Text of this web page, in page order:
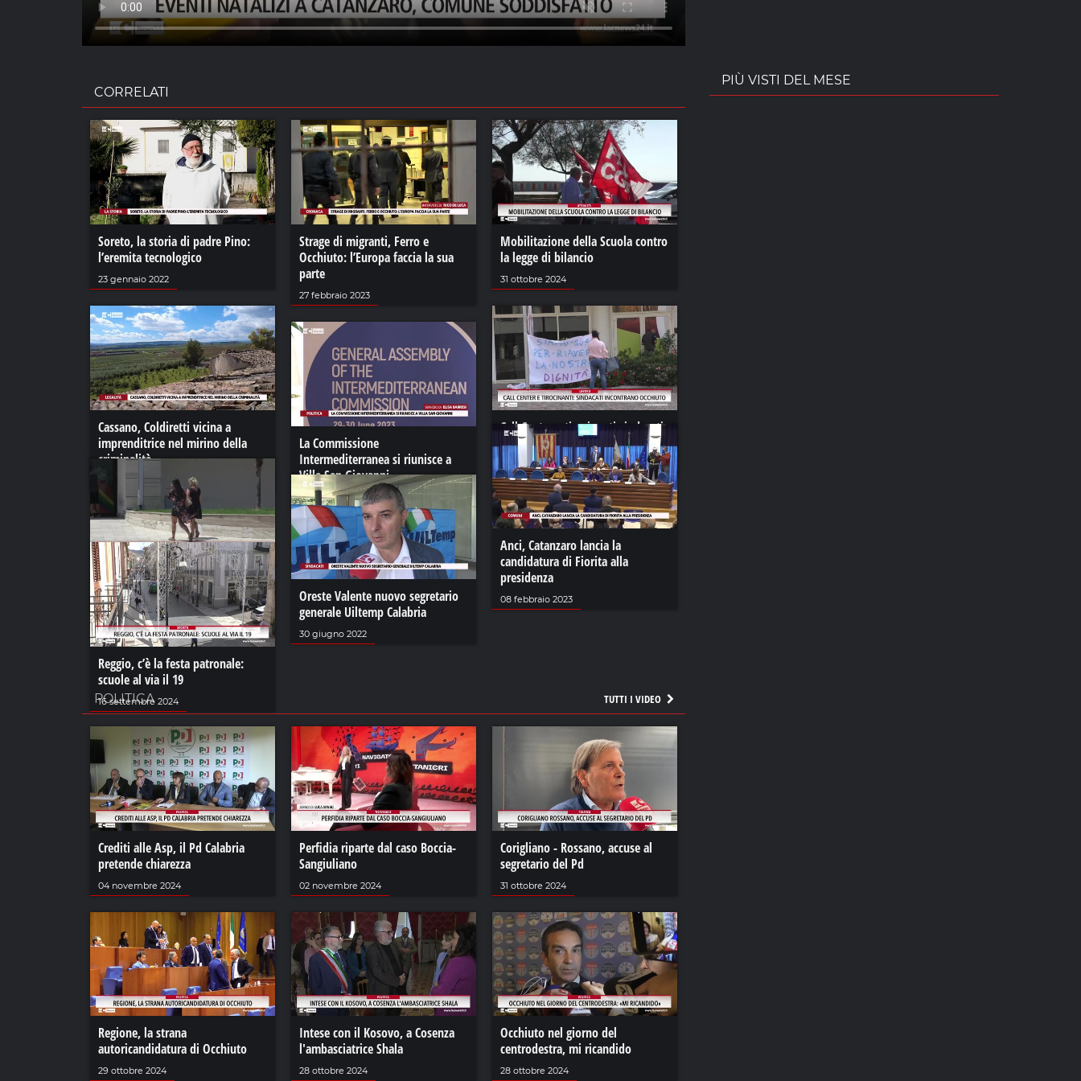
CORRELATI
Soreto, la storia di padre Pino:
l’eremita tecnologico
23 gennaio 2022
Strage di migranti, Ferro e
Occhiuto: l’Europa faccia la sua
parte
27 febbraio 2023
Mobilitazione della Scuola contro
la legge di bilancio
31 ottobre 2024
Cassano, Coldiretti vicina a
imprenditrice nel mirino della
criminalità
07 aprile 2023
Call Center e tirocinanti sindacati
incontrano Occhiuto
29 dicembre 2023
La Commissione
Intermediterranea si riunisce a
Villa San Giovanni
29 giugno 2023
Anci, Catanzaro lancia la
candidatura di Fiorita alla
presidenza
08 febbraio 2023
Torna l'anticiclone africano
26 luglio 2024
Oreste Valente nuovo segretario
generale Uiltemp Calabria
30 giugno 2022
Reggio, c’è la festa patronale:
scuole al via il 19
16 settembre 2024 TUTTI I VIDEO
POLITICA
Crediti alle Asp, il Pd Calabria
pretende chiarezza
04 novembre 2024
Perfidia riparte dal caso Boccia-
Sangiuliano
02 novembre 2024
Corigliano - Rossano, accuse al
segretario del Pd
31 ottobre 2024
Regione, la strana
autoricandidatura di Occhiuto
29 ottobre 2024
Intese con il Kosovo, a Cosenza
l'ambasciatrice Shala
28 ottobre 2024
Occhiuto nel giorno del
centrodestra, mi ricandido
28 ottobre 2024
PIÙ VISTI DEL MESE